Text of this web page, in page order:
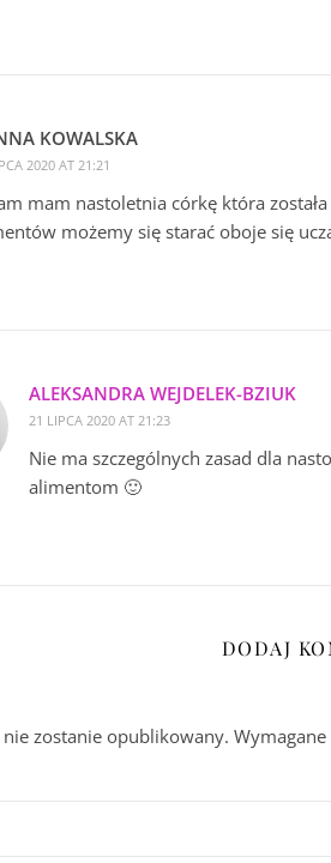
KOWALSKA
2020 AT 21:21
mam nastoletnia córkę która
możemy się starać oboje się
ALEKSANDRA WEJDELEK-BZIUK
21 LIPCA 2020 AT 21:23
Nie ma szczególnych zasad dla
alimentom 🙂
DODAJ
zostanie opublikowany.